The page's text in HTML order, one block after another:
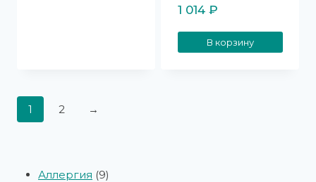
1 014 ₽
В корзину
1 2 →
Аллергия 9